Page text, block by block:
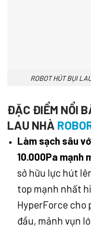
ROBOT HÚT BỤI
ĐẶC ĐIỂM NỔI
LAU NHÀ
Làm sạch sâu
10.000Pa mạnh
sở hữu lực hút
top mạnh nhất
HyperForce cho
đầu, mảnh vụn